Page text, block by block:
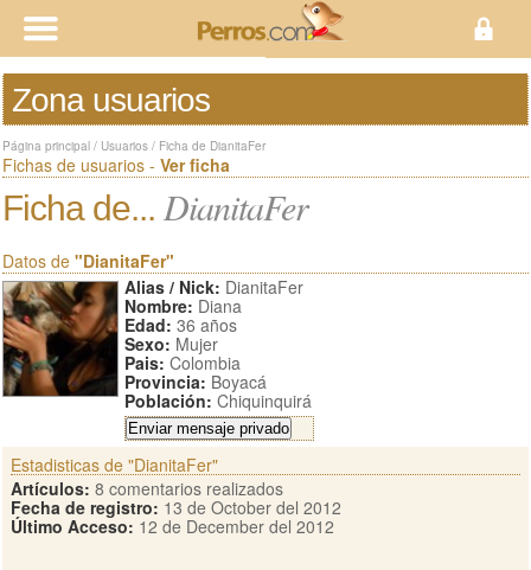
Zona usuarios
Página principal / Usuarios / Ficha de DianitaFer
Fichas de usuarios - Ver ficha
Ficha de... DianitaFer
Datos de "DianitaFer"
Alias / Nick: DianitaFer
Nombre: Diana
Edad: 36 años
Sexo: Mujer
Pais: Colombia
Provincia: Boyacá
Población: Chiquinquirá
Estadisticas de "DianitaFer"
Artículos: 8 comentarios realizados
Fecha de registro: 13 de October del 2012
Último Acceso: 12 de December del 2012